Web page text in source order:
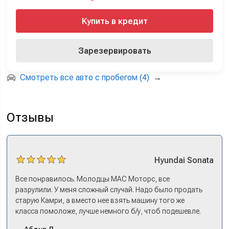
Купить в кредит
Зарезервировать
Смотреть все авто с пробегом (4) →
Отзывы
Hyundai Sonata
Все понравилось. Молодцы МАС Моторс, все
разрулили. У меня сложный случай. Надо было продать
старую Камри, а вместо нее взять машину того же
класса помоложе, лучше немного б/у, чтоб подешевле.